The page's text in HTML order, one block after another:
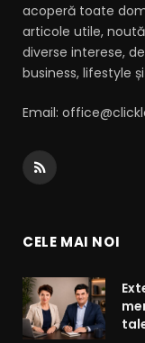
acoperă toate
articole utile,
diverse interese,
business, lifestyle
Email:
RSS
CELE MAI NOI